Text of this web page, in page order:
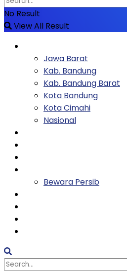
No Result
View All Result
Jawa Barat
Kab. Bandung
Kab. Bandung Barat
Kota Bandung
Kota Cimahi
Nasional
Bewara Persib